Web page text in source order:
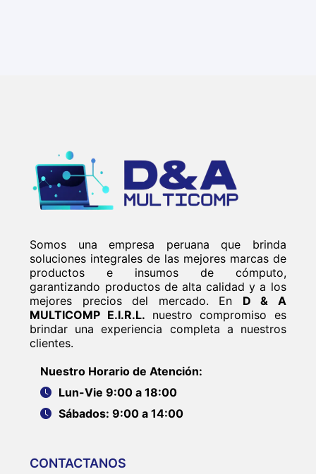
Somos una empresa peruana que brinda
soluciones integrales de las mejores marcas de
productos e insumos de cómputo,
garantizando productos de alta calidad y a los
mejores precios del mercado. En D & A
MULTICOMP E.I.R.L. nuestro compromiso es
brindar una experiencia completa a nuestros
clientes.
Nuestro Horario de Atención:
Lun-Vie 9:00 a 18:00
Sábados: 9:00 a 14:00
CONTACTANOS